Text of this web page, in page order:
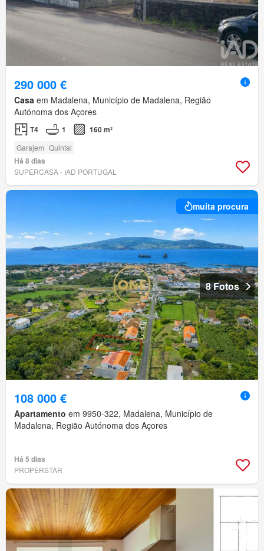
290 000 €
Casa em Madalena, Município de Madalena, Região
Autónoma dos Açores
T4 1 160 m²
Garajem Quintal
Há 8 dias
SUPERCASA - IAD PORTUGAL
muita procura
8 Fotos
108 000 €
Apartamento em 9950-322, Madalena, Município de
Madalena, Região Autónoma dos Açores
Há 5 dias
PROPERSTAR